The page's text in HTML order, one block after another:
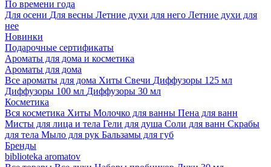
По времени года
Для осени Для весны Летние духи для него Летние духи для
нее
Новинки
Подарочные сертификаты
Ароматы для дома и косметика
Ароматы для дома
Все ароматы для дома Хиты Свечи Диффузоры 125 мл
Диффузоры 100 мл Диффузоры 30 мл
Косметика
Вся косметика Хиты Молочко для ванны Пена для ванн
Мисты для лица и тела Гели для душа Соли для ванн Скрабы
для тела Мыло для рук Бальзамы для губ
Бренды
biblioteka aromatov